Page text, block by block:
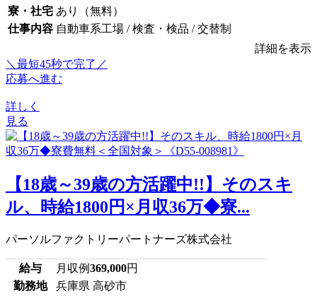
寮・社宅 あり（無料）
仕事内容 自動車系工場 / 検査・検品 / 交替制
詳細を表示
＼最短45秒で完了／
応募へ進む
詳しく
見る
【18歳～39歳の方活躍中!!】そのスキ
ル、時給1800円×月収36万◆寮...
パーソルファクトリーパートナーズ株式会社
給与 月収例369,000円
勤務地
兵庫県 高砂市